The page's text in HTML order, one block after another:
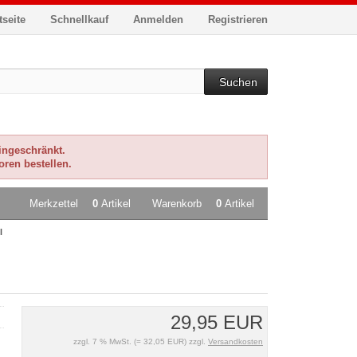
Registrieren
Anmelden
Schnellkauf
Suchen
bestellen.
Warenkorb 0 Artikel
Merkzettel 0 Artikel
29,95 EUR
zzgl. 7 % MwSt. (= 32,05 EUR) zzgl. Versandkosten